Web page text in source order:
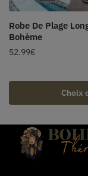
Robe De Plage
Bohème
52.99€
Choix